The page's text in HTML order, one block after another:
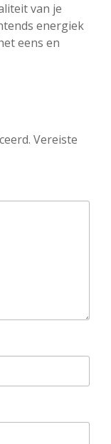
van je
energiek
eens en
Vereiste